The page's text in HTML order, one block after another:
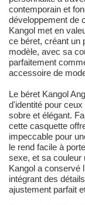
contemporain et
développement de
Kangol met en
ce béret, créant un
modèle, avec sa
parfaitement
accessoire de
Le béret Kangol
d'identité pour
sobre et élégant.
cette casquette
impeccable pour
le rend facile à
sexe, et sa couleur
Kangol a conservé
intégrant des
ajustement parfait